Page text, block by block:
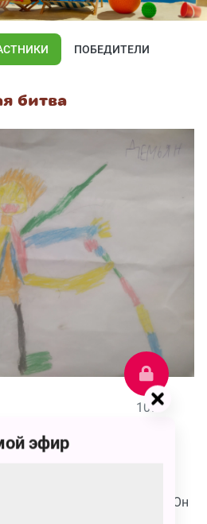
ПОБЕДИТЕЛИ
битва
107
Желонкин
,воды , песка ,природы. Он
эфир